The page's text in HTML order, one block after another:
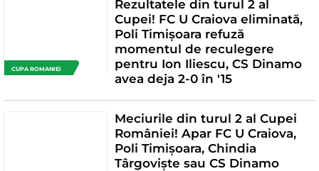
CUPA ROMANIEI
Rezultatele din turul 2 al
Cupei! FC U Craiova eliminată,
Poli Timișoara refuză
momentul de reculegere
pentru Ion Iliescu, CS Dinamo
avea deja 2-0 în '15
Meciurile din turul 2 al Cupei
României! Apar FC U Craiova,
Poli Timișoara, Chindia
Târgoviște sau CS Dinamo